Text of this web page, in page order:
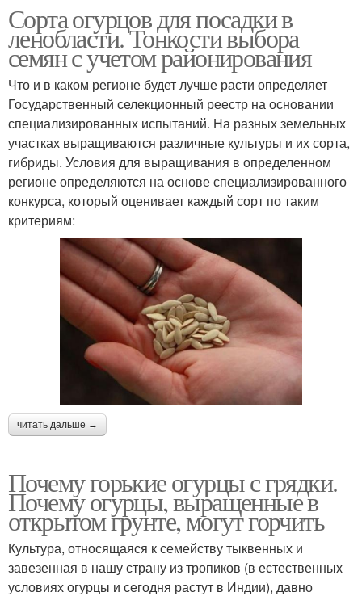
Сорта огурцов для посадки в
ленобласти. Тонкости выбора
семян с учетом районирования
Что и в каком регионе будет лучше расти определяет
Государственный селекционный реестр на основании
специализированных испытаний. На разных земельных
участках выращиваются различные культуры и их сорта,
гибриды. Условия для выращивания в определенном
регионе определяются на основе специализированного
конкурса, который оценивает каждый сорт по таким
критериям:
читать дальше →
Почему горькие огурцы с грядки.
Почему огурцы, выращенные в
открытом грунте, могут горчить
Культура, относящаяся к семейству тыквенных и
завезенная в нашу страну из тропиков (в естественных
условиях огурцы и сегодня растут в Индии), давно